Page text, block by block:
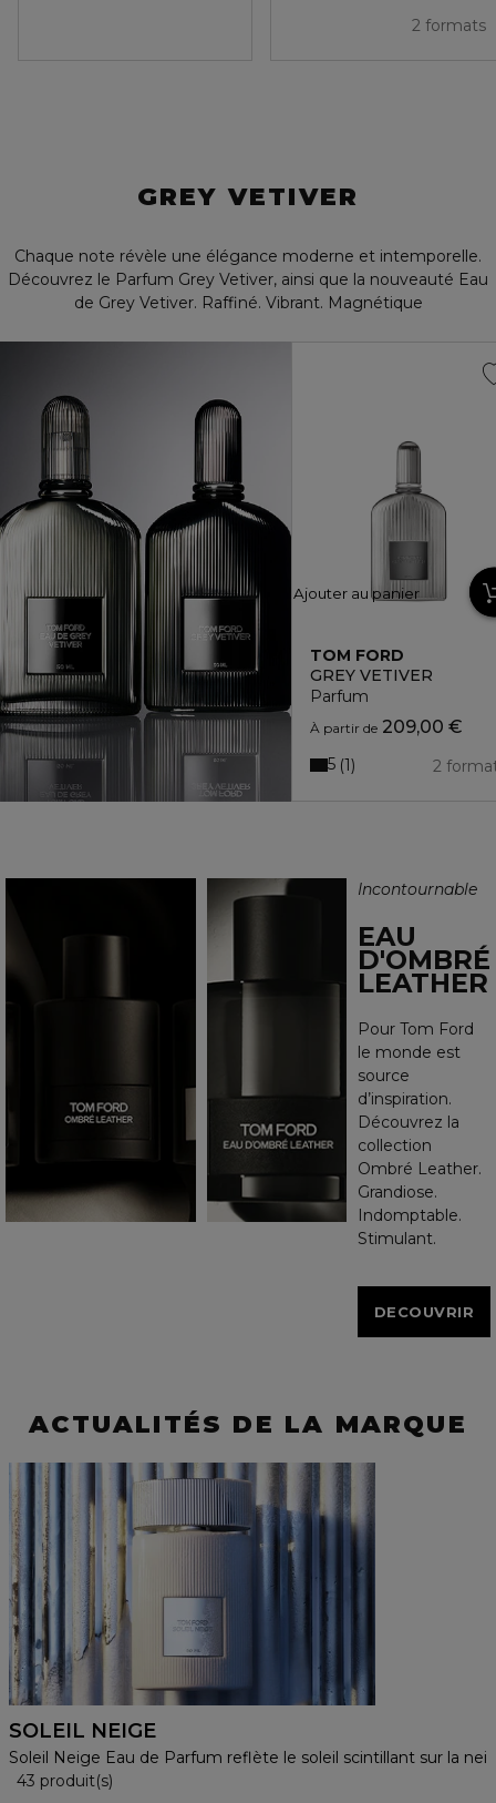
2 formats
GREY VETIVER
Chaque note révèle une élégance moderne et intemporelle.
Découvrez le Parfum Grey Vetiver, ainsi que la nouveauté Eau
de Grey Vetiver. Raffiné. Vibrant. Magnétique
Ajouter au panier
TOM FORD
GREY VETIVER
Parfum
À partir de 209,00 €
2
5 1
Incontournable
EAU
D'OMBRÉ
LEATHER
Pour Tom Ford
le monde est
source
d’inspiration.
Découvrez la
collection
Ombré Leather.
Grandiose.
Indomptable.
Stimulant.
DECOUVRIR
ACTUALITÉS DE LA MARQUE
SOLEIL NEIGE
Soleil Neige Eau de Parfum reflète le soleil scintillant sur la
43 produit(s)